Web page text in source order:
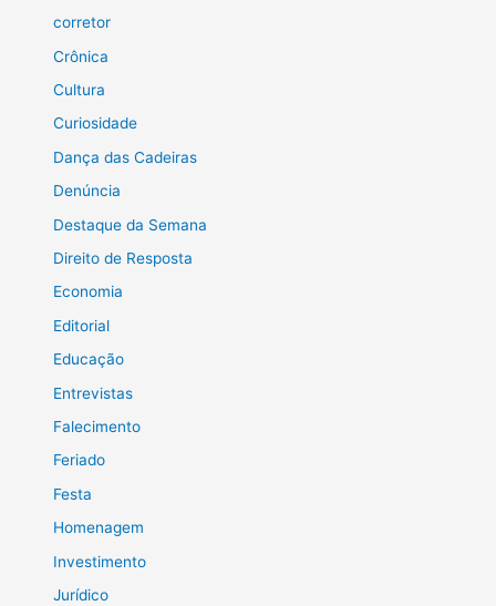
corretor
Crônica
Cultura
Curiosidade
Dança das Cadeiras
Denúncia
Destaque da Semana
Direito de Resposta
Economia
Editorial
Educação
Entrevistas
Falecimento
Feriado
Festa
Homenagem
Investimento
Jurídico